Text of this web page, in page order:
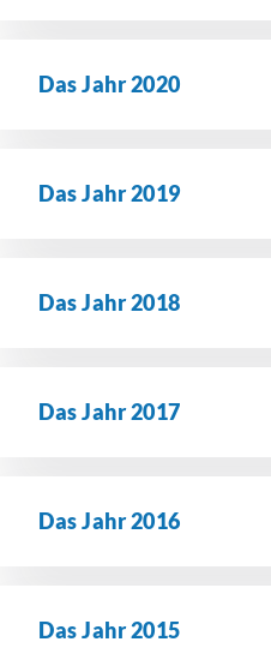
Das Jahr 2020
Das Jahr 2019
Das Jahr 2018
Das Jahr 2017
Das Jahr 2016
Das Jahr 2015